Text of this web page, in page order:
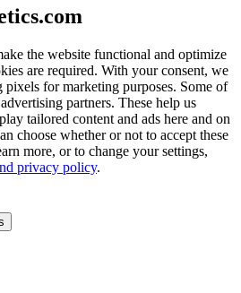
the website functional and optimize
are required. With your consent, we
pixels for marketing purposes. Some of
partners. These help us
tailored content and ads here and on
choose whether or not to accept these
more, or to change your settings,
privacy policy.